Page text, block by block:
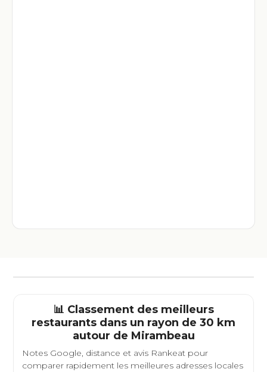
📊 Classement des meilleurs
restaurants dans un rayon de 30 km
autour de Mirambeau
Notes Google, distance et avis Rankeat pour
comparer rapidement les meilleures adresses locales